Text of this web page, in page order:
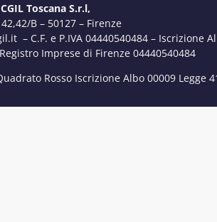
Toscana S.r.l,
B – 50127 – Firenze
– C.F. e P.IVA 04440540484 – Iscrizione
Imprese di Firenze 04440540484
Rosso Iscrizione Albo 00009 Legge